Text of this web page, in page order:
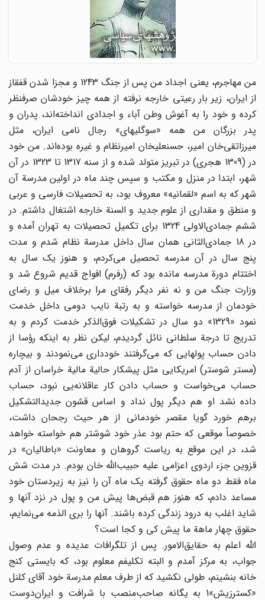
من مهاجرم، یعنی اجداد من پس از جنگ 1243 و مجزا شدن قفقاز
از ایران، زیر بار رعیتی خارجه نرفته از همه چیز خودشان صرفنظر
کرده و خود را به آغوش وطن آباء و اجدادی انداخته‌اند، پدران و
پدر بزرگان من همه «سوگلیهای» رجال نامی ایران، مثل
میرزاتقی‌خان امیر، حسنعلیخان امیرنظام و غیره بوده‌اند. من خود
در (1309 هجری) در تبریز متولد شده و از سنه 1317 تا 1323 در آن
شهر، ابتدا در منزل و مکتب و سپس چند ماه در اولین مدرسة آن
شهر که به اسم «لقمانیه» معروف بود، به تحصیلات فارسی و عربی
و منطق و مقداری از علوم جدید و السنة خارجه اشتغال داشتم. در
ششم جمادی‌الاولی 1324 برای تکمیل تحصیلات به تهران آمده و
در 18 جمادی‌الثانی همان سال داخل مدرسة نظام شدم و مدت
پنج سال در آن مدرسه تحصیل می‌کردم، و هنوز یک سال به
اختتام دورة مدرسه مانده بود که (رفرم) افواج قدیم شروع شد و
وزارت جنگ من و نه نفر دیگر رفقای مرا برخلاف میل و رضای
خودمان از مدرسه خواسته و به رتبة نایب دومی داخل خدمت
نمود «1329» دو سال در تشکیلات فوق‌الذکر خدمت کردم و به
تدریج تا درجة سلطانی نائل گردیدم، لیکن نظر به اینکه رؤسا از
دادن حساب پولهایی که می‌گرفتند خودداری می‌نمودند و بیچاره
(مستر شوستر) امریکایی مثل پیشکار حالیة مالیة خراسان از آدم
حساب می‌خواست و حساب دادن کار عاقلانه‌یی نبود، حساب
داده نشد او هم دیگر پول نداد و اساس قشون جدید‌التشکیل
برهم خورد گویا مقصر خودمانی از هر حیث رجحان داشت،
خصوصاً موقعی که حتم بود عذر خود شوشتر هم خواسته خواهد
شد، در این موقع به ریاست گروهان و معاونت «باطالیان» در
قزوین جزء اردوی اعزامی علیه حبیب‌الله خان بودم. در مدت شش
ماه فقط دو ماه حقوق گرفته یک ماه آن را نیز به زیردستان خود
مساعد دادم، که هنوز هم قبض‌ها پیش من و پول در نزد آنها و
شاید اغلب به درود زندگی کرده باشند. آنها را بری الذمه می‌نمایم،
حقوق چهار ماهة ما پیش کی و کجا است؟
الله اعلم به حقایق‌الامور. پس از تلگرافات عدیده و عدم وصول
جواب، به مرکز آمدم و البته تکلیفم معلوم بود، که بایستی کنج
خانه بنشینم، طولی نکشید که از طرف معلم مدرسة خود آقای کلنل
«کسترزیش»1 به یگانه صاحب‌منصب با شرافت و ایران‌دوست